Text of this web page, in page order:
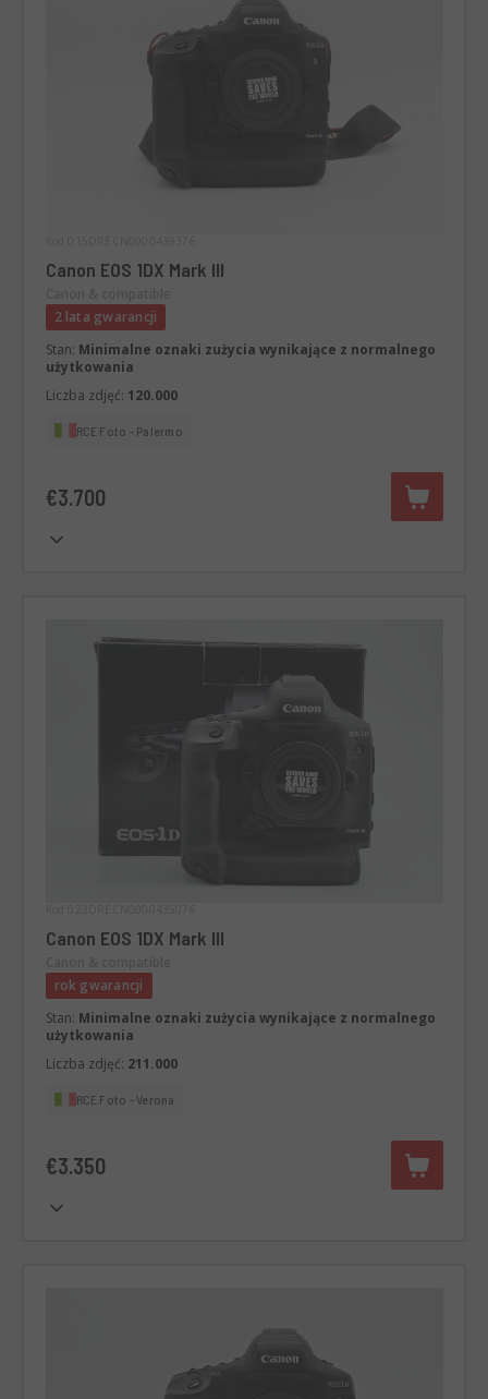
Canon EOS 1DX Mark III
2 lata gwarancji
Stan: Minimalne oznaki zużycia wynikające z normalnego
użytkowania
Liczba zdjęć: 120.000
RCE Foto - Palermo
€3.700
Canon EOS 1DX Mark III
rok gwarancji
Stan: Minimalne oznaki zużycia wynikające z normalnego
użytkowania
Liczba zdjęć: 211.000
RCE Foto - Verona
€3.350